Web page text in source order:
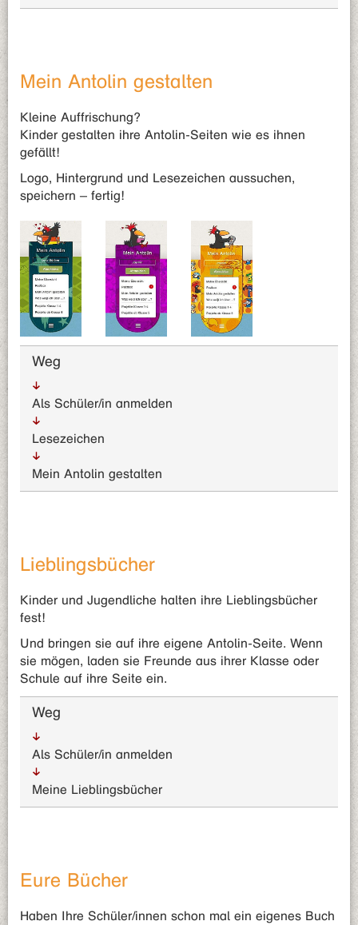
Mein Antolin gestalten
Kleine Auffrischung?
Kinder gestalten ihre Antolin-Seiten wie es ihnen
gefällt!
Logo, Hintergrund und Lesezeichen aussuchen,
speichern – fertig!
Weg
Als Schüler/in anmelden
Lesezeichen
Mein Antolin gestalten
Lieblingsbücher
Kinder und Jugendliche halten ihre Lieblingsbücher
fest!
Und bringen sie auf ihre eigene Antolin-Seite. Wenn
sie mögen, laden sie Freunde aus ihrer Klasse oder
Schule auf ihre Seite ein.
Weg
Als Schüler/in anmelden
Meine Lieblingsbücher
Eure Bücher
Haben Ihre Schüler/innen schon mal ein eigenes Buch